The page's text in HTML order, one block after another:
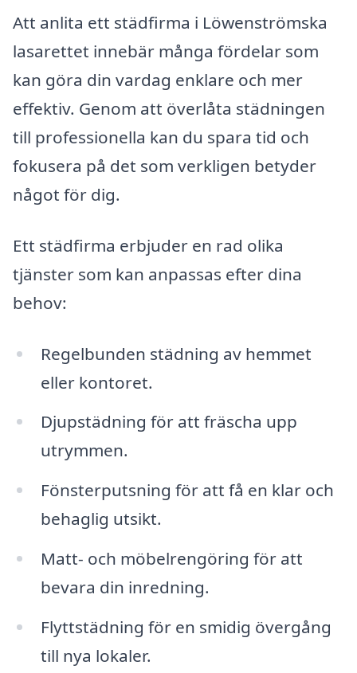
Att anlita ett städfirma i Löwenströmska
lasarettet innebär många fördelar som
kan göra din vardag enklare och mer
effektiv. Genom att överlåta städningen
till professionella kan du spara tid och
fokusera på det som verkligen betyder
något för dig.
Ett städfirma erbjuder en rad olika
tjänster som kan anpassas efter dina
behov:
Regelbunden städning av hemmet
eller kontoret.
Djupstädning för att fräscha upp
utrymmen.
Fönsterputsning för att få en klar och
behaglig utsikt.
Matt- och möbelrengöring för att
bevara din inredning.
Flyttstädning för en smidig övergång
till nya lokaler.